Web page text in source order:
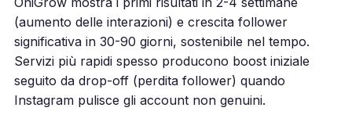
(aumento delle interazioni) e crescita follower
significativa in 30-90 giorni, sostenibile nel tempo.
Servizi più rapidi spesso producono boost iniziale
seguito da drop-off (perdita follower) quando
Instagram pulisce gli account non genuini.